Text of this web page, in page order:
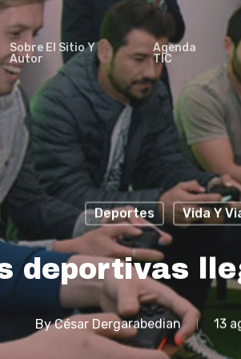
Sobre El Sitio Y
Autor
Agenda
TIC
Deportes Vida Y
deportivas
By César Dergarabedian 13